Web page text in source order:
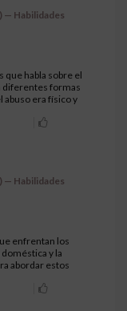
— Habilidades
que habla sobre el
diferentes formas
abuso era físico y
— Habilidades
enfrentan los
y la
abordar estos